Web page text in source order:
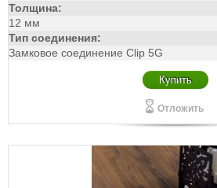
Толщина:
12 мм
Тип соединения:
Замковое соединение Clip 5G
Купить
Отложить